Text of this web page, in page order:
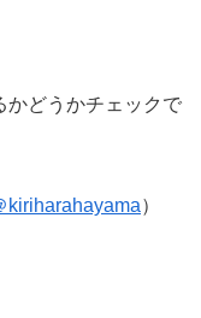
かどうかチェックで
kiriharahayama）